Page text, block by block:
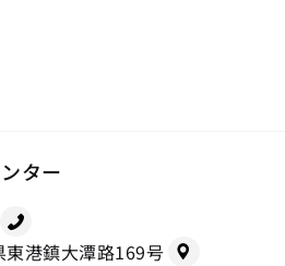
ター
港鎮大潭路169号